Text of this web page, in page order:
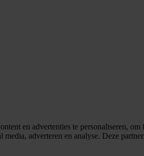
en advertenties te personaliseren,
adverteren en analyse. Deze